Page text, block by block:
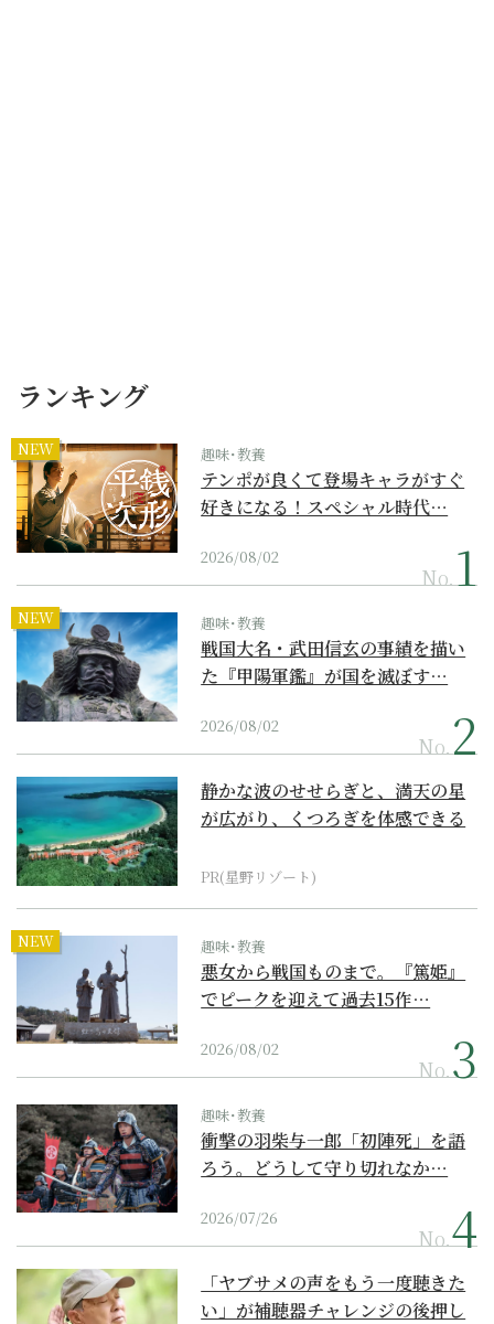
ランキング
NEW 趣味･教養
テンポが良くて登場キャラがすぐ
好きになる！スペシャル時代…
2026/08/02
No.
NEW 趣味･教養
戦国大名・武田信玄の事績を描い
た『甲陽軍鑑』が国を滅ぼす…
2026/08/02
No.
静かな波のせせらぎと、満天の星
が広がり、くつろぎを体感できる
PR(星野リゾート)
NEW 趣味･教養
悪女から戦国ものまで。『篤姫』
でピークを迎えて過去15作…
2026/08/02
No.
趣味･教養
衝撃の羽柴与一郎「初陣死」を語
ろう。どうして守り切れなか…
2026/07/26
No.
「ヤブサメの声をもう一度聴きた
い」が補聴器チャレンジの後押し